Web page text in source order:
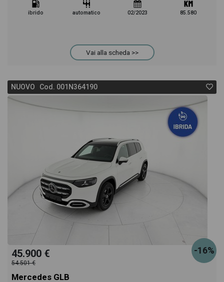
ibrido automatico 02/2023 85.580
Vai alla scheda >>
NUOVO Cod. 001N364190
-16%
45.900 €
54.501 €
Mercedes GLB